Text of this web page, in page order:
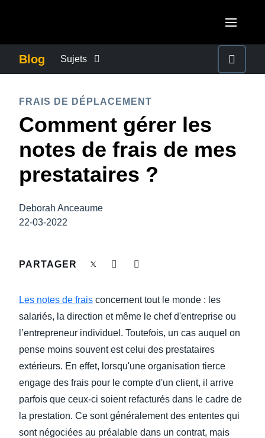
Canada (Français)
México (Español)
Brasil (Português)
United Kingdom (English)
France (Français)
Deutschland (Deutsch)
Belgium (English)
España (Español)
Norway (English)
ASIA PACIFIC
Australia (English)
India (English)
Blog Sujets
CONTINUITÉ DES AFFAIRES
CONTRÔLE DES COÛTS DE L’ENTREPRISE
DEVOIR DE PROTECTION
FRAIS DE DÉPLACEMENT
L’EXPÉRIENCE EMPLOYÉ
FRAIS DE DÉPLACEMENT
Comment gérer les
notes de frais de mes
prestataires ?
Deborah Anceaume
22-03-2022
PARTAGER
Les notes de frais concernent tout le monde : les
salariés, la direction et même le chef d'entreprise ou
l’entrepreneur individuel. Toutefois, un cas auquel on
pense moins souvent est celui des prestataires
extérieurs. En effet, lorsqu'une organisation tierce
engage des frais pour le compte d'un client, il arrive
parfois que ceux-ci soient refacturés dans le cadre de
la prestation. Ce sont généralement des ententes qui
sont négociées au préalable dans un contrat, mais